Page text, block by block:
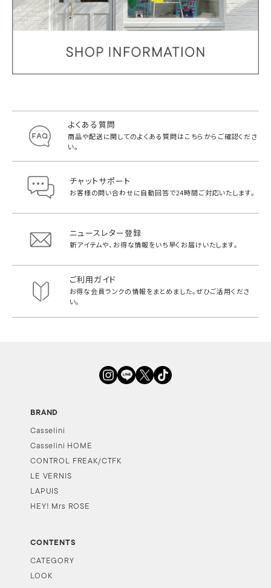
よくある質問
商品や配送に関してのよくある質問はこちらからご確認くださ
い。
チャットサポート
お客様の問い合わせに自動回答で24時間ご対応いたします。
ニュースレター登録
新アイテムや、お得な情報をいち早く お届けいたします。
ご利用ガイド
お得な会員ランクの情報をまとめました。ぜひご活用くださ
い。
BRAND
Casselini
Casselini HOME
CONTROL FREAK/CTFK
LE VERNIS
LAPUIS
HEY! Mrs ROSE
CONTENTS
CATEGORY
LOOK